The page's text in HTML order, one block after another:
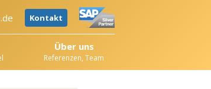
Kontakt
Über uns
Referenzen, Team